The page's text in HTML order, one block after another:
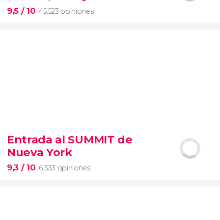
entrada preferente
9,5 / 10 45.523 opiniones
visita guiada por el Coliseo, Foro y Palatino
tour
en español
Entrada al SUMMIT de
Nueva York
9,3 / 10 6.333 opiniones